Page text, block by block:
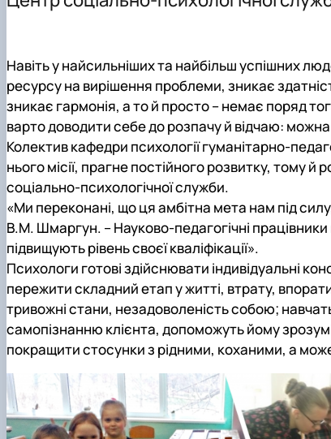
План розвитку кафедри та співпраця
Курсові роботи
Практична підготовка
Школа практичної психології "School of
Акредитація
Науковий гурток-студія "Психологія сучасної
С 4 Психологія (аспірантура)
Переваги навчання в НУБіП України
Наші контакти
Навіть у найсильніших та найбільш успішних
ресурсу на вирішення проблеми, зникає
зникає гармонія, а то й просто – немає поряд
варто доводити себе до розпачу й відчаю:
Колектив кафедри психології гуманітарно-
нього місії, прагне постійного розвитку, тому
соціально-психологічної служби.
«Ми переконані, що ця амбітна мета нам під
В.М. Шмаргун. – Науково-педагогічні
підвищують рівень своєї кваліфікації».
Психологи готові здійснювати індивідуальні
пережити складний етап у житті, втрату,
тривожні стани, незадоволеність собою;
самопізнанню клієнта, допоможуть йому
покращити стосунки з рідними, коханими, а